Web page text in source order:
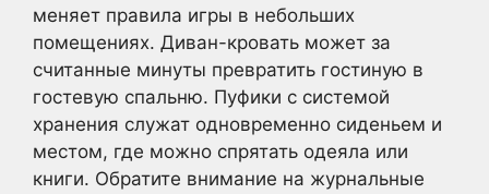
меняет правила игры в небольших
помещениях. Диван-кровать может за
считанные минуты превратить гостиную в
гостевую спальню. Пуфики с системой
хранения служат одновременно сиденьем и
местом, где можно спрятать одеяла или
книги. Обратите внимание на журнальные